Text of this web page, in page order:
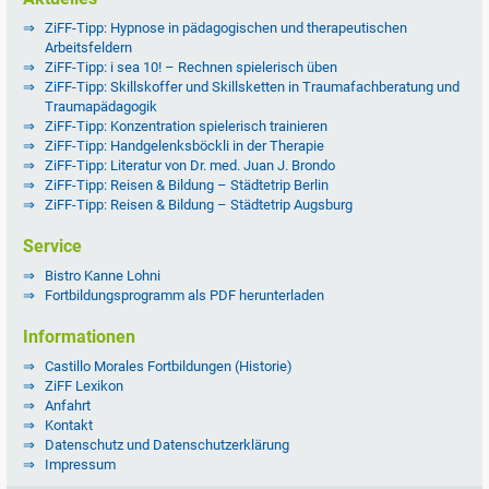
ZiFF-Tipp: Hypnose in pädagogischen und therapeutischen
Arbeitsfeldern
ZiFF-Tipp: i sea 10! – Rechnen spielerisch üben
ZiFF-Tipp: Skillskoffer und Skillsketten in Traumafachberatung und
Traumapädagogik
ZiFF-Tipp: Konzentration spielerisch trainieren
ZiFF-Tipp: Handgelenksböckli in der Therapie
ZiFF-Tipp: Literatur von Dr. med. Juan J. Brondo
ZiFF-Tipp: Reisen & Bildung – Städtetrip Berlin
ZiFF-Tipp: Reisen & Bildung – Städtetrip Augsburg
Service
Bistro Kanne Lohni
Fortbildungsprogramm als PDF herunterladen
Informationen
Castillo Morales Fortbildungen (Historie)
ZiFF Lexikon
Anfahrt
Kontakt
Datenschutz und Datenschutzerklärung
Impressum